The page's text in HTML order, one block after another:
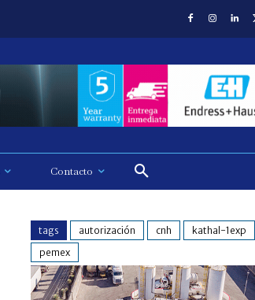
Contacto
tags autorización cnh
kathal-1exp
pemex